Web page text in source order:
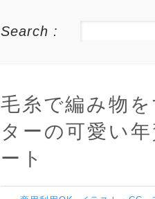
Search :
毛糸で編み物
ターの可愛い
ート